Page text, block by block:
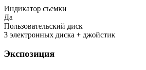
Индикатор съемки
Да
Пользовательский диск
3 электронных диска + джойстик
Экспозиция